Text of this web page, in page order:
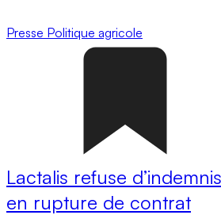
Presse Politique agricole
Lactalis refuse
en rupture de contrat